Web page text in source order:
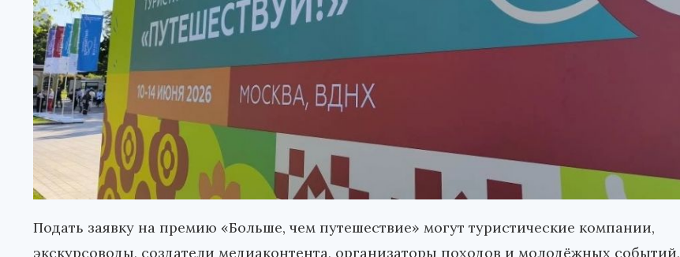
Подать заявку на премию «Больше, чем путешествие» могут туристические компании,
экскурсоводы, создатели медиаконтента, организаторы походов и молодёжных событий,